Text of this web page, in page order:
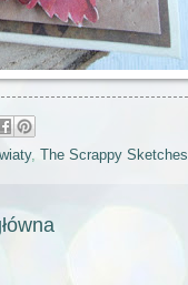
, The Scrappy Sketches